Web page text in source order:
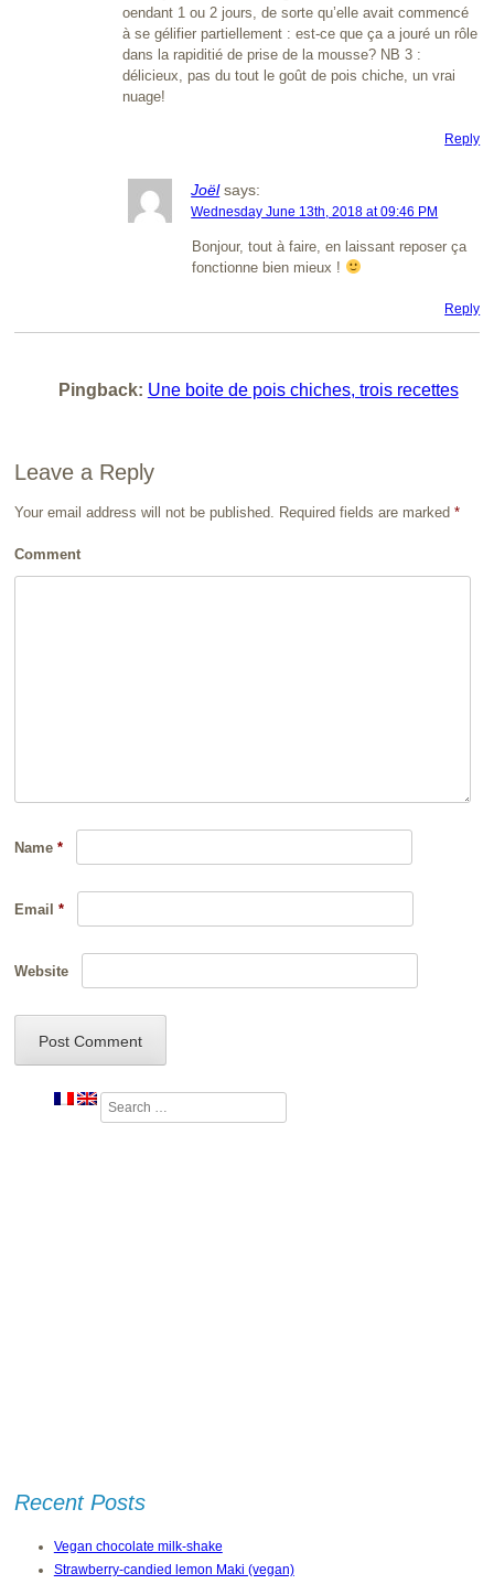
oendant 1 ou 2 jours, de sorte qu’elle avait commencé
à se gélifier partiellement : est-ce que ça a jouré un rôle
dans la rapiditié de prise de la mousse? NB 3 :
délicieux, pas du tout le goût de pois chiche, un vrai
nuage!
Reply
Joël says:
Wednesday June 13th, 2018 at 09:46 PM
Bonjour, tout à faire, en laissant reposer ça
fonctionne bien mieux !
Reply
Pingback: Une boite de pois chiches, trois recettes
Leave a Reply
Your email address will not be published. Required fields are marked *
Comment
Name *
Email *
Website
Search
Recent Posts
Vegan chocolate milk-shake
Strawberry-candied lemon Maki (vegan)